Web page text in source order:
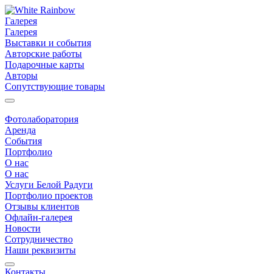
Галерея
Галерея
Выставки и события
Авторские работы
Подарочные карты
Авторы
Сопутствующие товары
Фотолаборатория
Аренда
События
Портфолио
О нас
О нас
Услуги Белой Радуги
Портфолио проектов
Отзывы клиентов
Офлайн-галерея
Новости
Сотрудничество
Наши реквизиты
Контакты